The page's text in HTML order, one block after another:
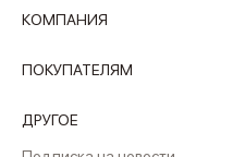
КОМПАНИЯ
ПОКУПАТЕЛЯМ
ДРУГОЕ